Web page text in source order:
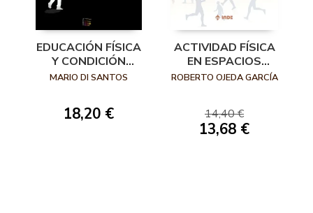
EDUCACIÓN FÍSICA
Y CONDICIÓN
FÍSICA EL DESAFÍO
MARIO DI SANTOS
18,20 €
ACTIVIDAD FÍSICA
EN ESPACIOS
PÚBLICOS
ROBERTO OJEDA GARCÍA
14,40 €
13,68 €